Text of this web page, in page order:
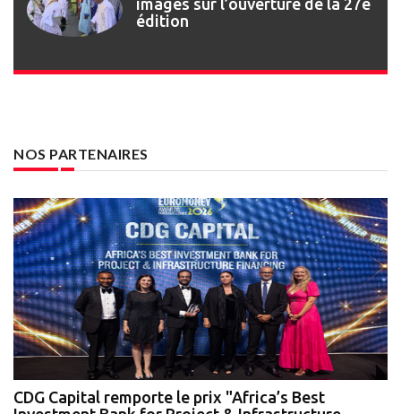
images sur l’ouverture de la 27e
édition
NOS PARTENAIRES
CDG Capital remporte le prix "Africa’s Best